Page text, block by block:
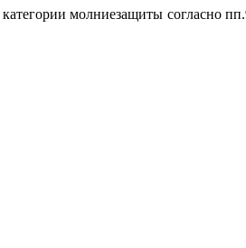
категории молниезащиты согласно